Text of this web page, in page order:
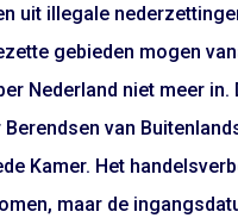
uit illegale
gebieden mogen
Nederland niet meer
van
Kamer. Het
maar de